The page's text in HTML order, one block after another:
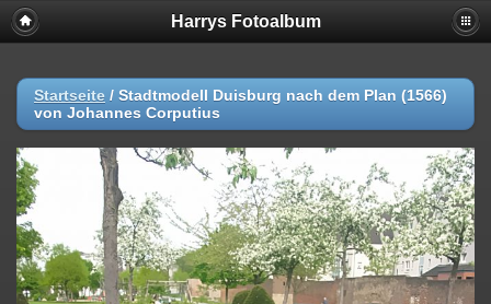
Harrys Fotoalbum
Startseite / Stadtmodell Duisburg nach dem Plan (1566)
von Johannes Corputius